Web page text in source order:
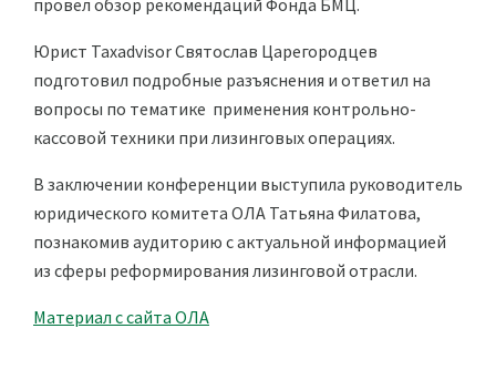
провел обзор рекомендаций Фонда БМЦ.
Юрист Taxadvisor Святослав Царегородцев
подготовил подробные разъяснения и ответил на
вопросы по тематике применения контрольно-
кассовой техники при лизинговых операциях.
В заключении конференции выступила руководитель
юридического комитета ОЛА Татьяна Филатова,
познакомив аудиторию с актуальной информацией
из сферы реформирования лизинговой отрасли.
Материал с сайта ОЛА